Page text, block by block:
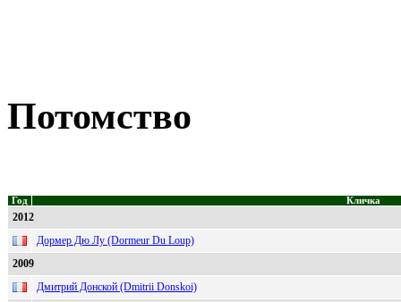
Потомство
Год Кличка
2012
Дормер Дю Лу (Dormeur Du Loup)
2009
Дмитрий Донской (Dmitrii Donskoi)